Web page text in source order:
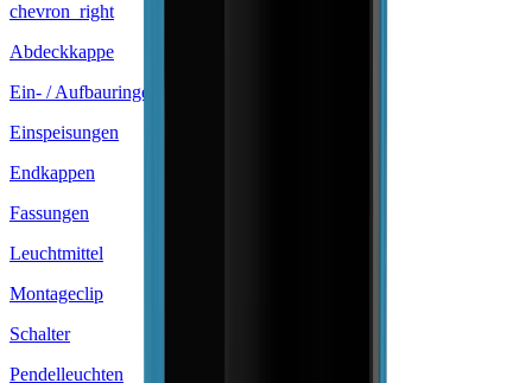
chevron_right
Abdeckkappe
Ein- / Aufbauringe
Einspeisungen
Endkappen
Fassungen
Leuchtmittel
Montageclip
Schalter
Pendelleuchten